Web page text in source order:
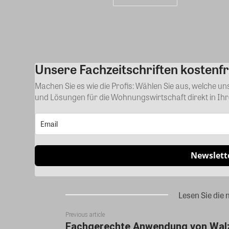
Unsere Fachzeitschriften
Machen Sie es wie die Profis: Wählen Sie aus, welche
und Lösungen für die Wohnungswirtschaft direkt in
Lesen Sie
Previous article